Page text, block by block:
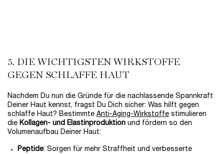
LOADING ...
5. DIE WICHTIGSTEN WIRKSTOFFE
GEGEN SCHLAFFE HAUT
Nachdem Du nun die Gründe für die nachlassende Spannkraft
Deiner Haut kennst, fragst Du Dich sicher: Was hilft gegen
schlaffe Haut? Bestimmte Anti-Aging-Wirkstoffe stimulieren
die Kollagen- und Elastinproduktion und fördern so den
Volumenaufbau Deiner Haut:
Peptide: Sorgen für mehr Straffheit und verbesserte